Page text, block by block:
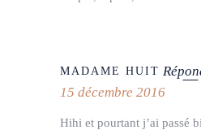
MADAME HUIT
15 décembre 2016
Hihi et pourtant j’ai passé